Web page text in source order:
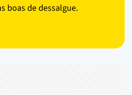
boas de dessalgue.